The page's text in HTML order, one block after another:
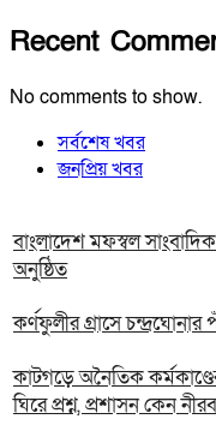
Recent
No comments to show.
সর্বশেষ খবর
জনপ্রিয় খবর
বাংলাদেশ মফস্বল
অনুষ্ঠিত
কর্ণফুলীর গ্রাসে
কাটগড়ে অনৈতিক
ঘিরে প্রশ্ন, প্রশাসন কেন